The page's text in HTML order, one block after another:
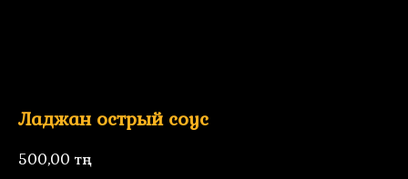
Ладжан острый соус
500,00 тңг.